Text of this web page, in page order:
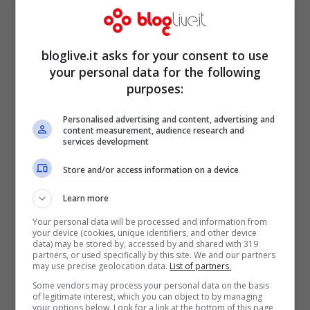
I fan di Ferro però non ci stanno, e infatti
sotto il post incriminato si leggono frasi del
tipo: “Questa se la poteva pure
risparmiare”, “Secondo me hanno
hackerato il profilo di Tiziano”, “Ma chi è
sta Belen rispetto a te?”; e poi ancora: “Ma
bloglive.it asks for your consent to use
your personal data for the following
purposes:
Personalised advertising and content, advertising and
content measurement, audience research and
services development
Store and/or access information on a device
Learn more
Your personal data will be processed and information from
your device (cookies, unique identifiers, and other device
data) may be stored by, accessed by and shared with 319
partners, or used specifically by this site. We and our partners
may use precise geolocation data. List of partners.
Some vendors may process your personal data on the basis
of legitimate interest, which you can object to by managing
your options below. Look for a link at the bottom of this page